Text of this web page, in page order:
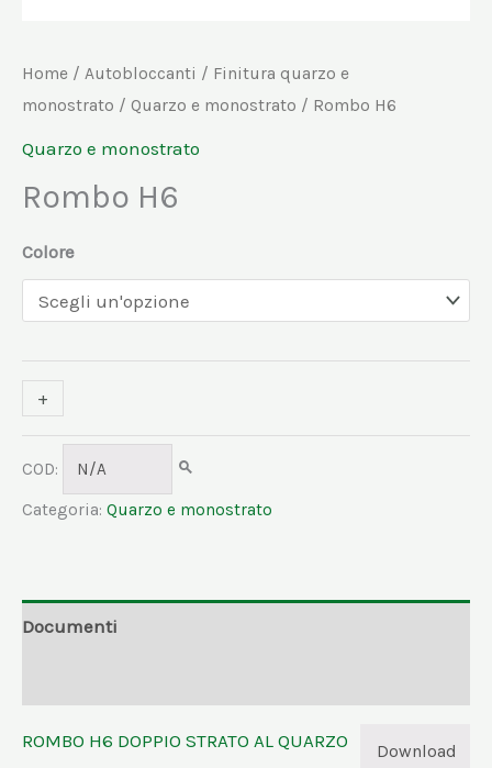
Home / Autobloccanti / Finitura quarzo e
monostrato / Quarzo e monostrato / Rombo H6
Quarzo e monostrato
Rombo H6
Colore
-
+
COD: N/A
Categoria: Quarzo e monostrato
Documenti
ROMBO H6 DOPPIO STRATO AL QUARZO Download